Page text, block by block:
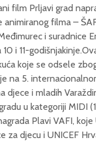
film Prljavi grad
animiranog filma –
i suradnice
10 i 11-
koje se odsele
na 5.
djece i mladih
u kategoriji MIDI
Plavi VAFI, koje
za djecu i UNICEF